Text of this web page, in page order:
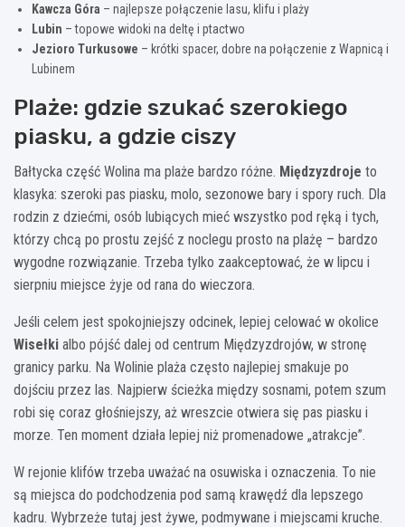
Kawcza Góra – najlepsze połączenie lasu, klifu i plaży
Lubin – topowe widoki na deltę i ptactwo
Jezioro Turkusowe – krótki spacer, dobre na połączenie z Wapnicą i
Lubinem
Plaże: gdzie szukać szerokiego
piasku, a gdzie ciszy
Bałtycka część Wolina ma plaże bardzo różne. Międzyzdroje to
klasyka: szeroki pas piasku, molo, sezonowe bary i spory ruch. Dla
rodzin z dziećmi, osób lubiących mieć wszystko pod ręką i tych,
którzy chcą po prostu zejść z noclegu prosto na plażę – bardzo
wygodne rozwiązanie. Trzeba tylko zaakceptować, że w lipcu i
sierpniu miejsce żyje od rana do wieczora.
Jeśli celem jest spokojniejszy odcinek, lepiej celować w okolice
Wisełki albo pójść dalej od centrum Międzyzdrojów, w stronę
granicy parku. Na Wolinie plaża często najlepiej smakuje po
dojściu przez las. Najpierw ścieżka między sosnami, potem szum
robi się coraz głośniejszy, aż wreszcie otwiera się pas piasku i
morze. Ten moment działa lepiej niż promenadowe „atrakcje”.
W rejonie klifów trzeba uważać na osuwiska i oznaczenia. To nie
są miejsca do podchodzenia pod samą krawędź dla lepszego
kadru. Wybrzeże tutaj jest żywe, podmywane i miejscami kruche.